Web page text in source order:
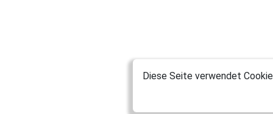
Diese Seite verwendet